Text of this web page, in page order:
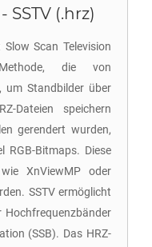
SSTV (.hrz)
Scan Television
die von
um Standbilder über
Dateien speichern
gerendert wurden,
RGB-Bitmaps. Diese
XnViewMP oder
SSTV ermöglicht
Hochfrequenzbänder
(SSB). Das HRZ-